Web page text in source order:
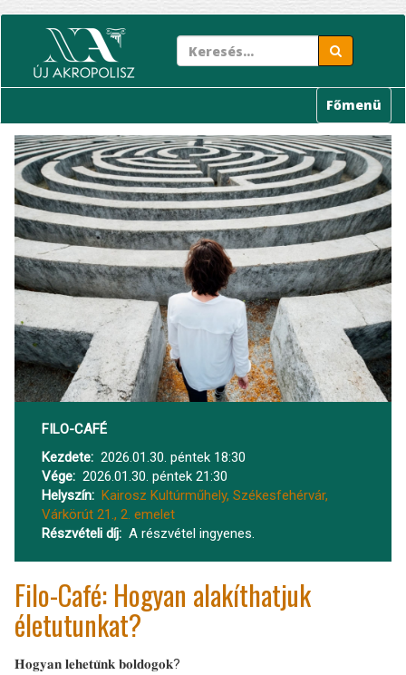
tartalomra
Főmenü
FILO-CAFÉ
Kezdete
2026.01.30. péntek 18:30
Vége
2026.01.30. péntek 21:30
Helyszín
Kairosz Kultúrműhely, Székesfehérvár,
Várkörút 21., 2. emelet
Részvételi díj
A részvétel ingyenes.
Filo-Café: Hogyan alakíthatjuk
életutunkat?
𝐇𝐨𝐠𝐲𝐚𝐧 𝐥𝐞𝐡𝐞𝐭𝐮̈𝐧𝐤 𝐛𝐨𝐥𝐝𝐨𝐠𝐨𝐤?